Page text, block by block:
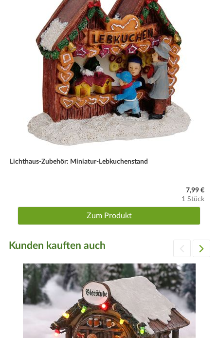
Lichthaus-Zubehör: Miniatur-Lebkuchenstand
7,99 €
1 Stück
Zum Produkt
Kunden kauften auch